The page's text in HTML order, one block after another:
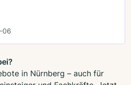
06
in Nürnberg – auch für